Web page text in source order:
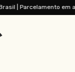
em até 6x